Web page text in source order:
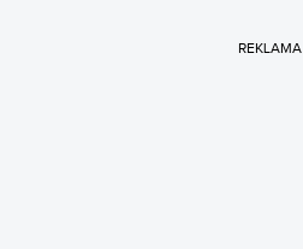
REKLAMA